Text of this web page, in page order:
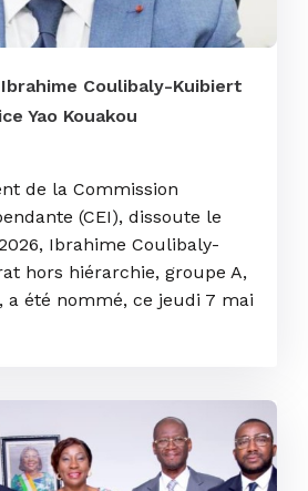
Coulibaly-Kuibiert
Yao Kouakou
de la Commission
(CEI), dissoute le
Ibrahime Coulibaly-
hors hiérarchie, groupe A,
a été nommé, ce jeudi 7 mai